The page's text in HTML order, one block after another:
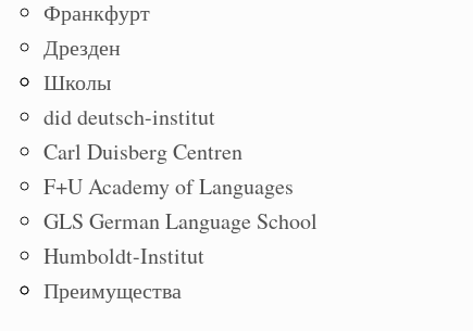
Франкфурт
Дрезден
Школы
did deutsch-institut
Carl Duisberg Centren
F+U Academy of Languages
GLS German Language School
Humboldt-Institut
Преимущества